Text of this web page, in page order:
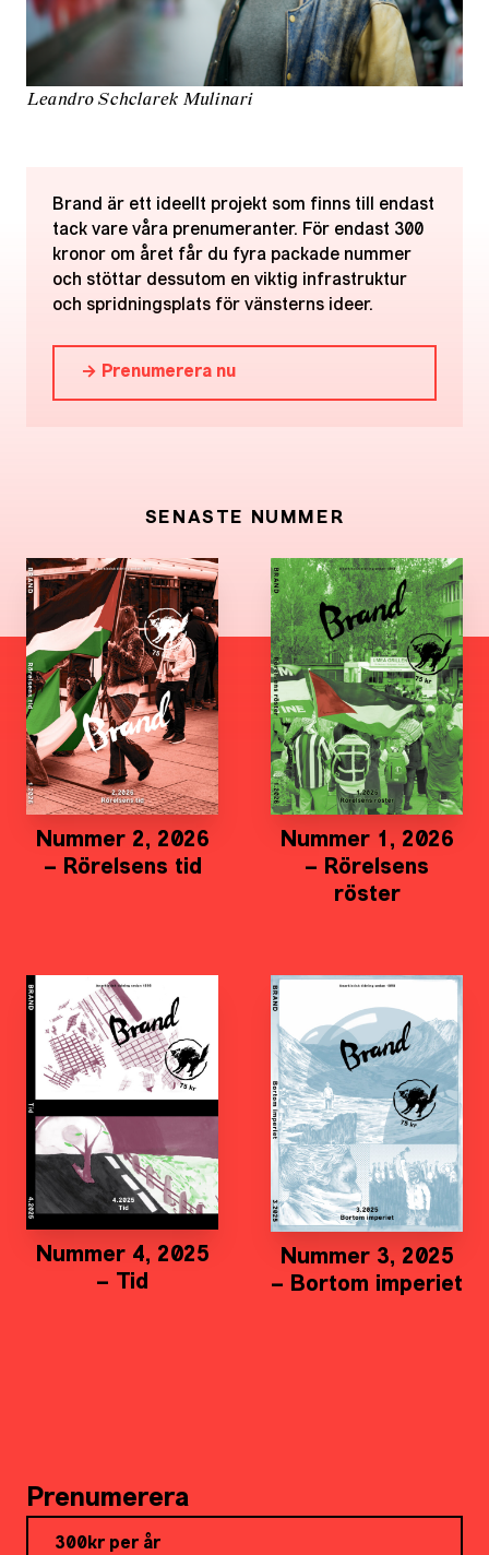
Leandro Schclarek Mulinari
Brand är ett ideellt projekt som finns till endast
tack vare våra prenumeranter. För endast 300
kronor om året får du fyra packade nummer
och stöttar dessutom en viktig infrastruktur
och spridningsplats för vänsterns ideer.
→ Prenumerera nu
SENASTE NUMMER
Nummer 2, 2026
– Rörelsens tid
Nummer 1, 2026
– Rörelsens
röster
Nummer 4, 2025
– Tid
Nummer 3, 2025
– Bortom imperiet
Prenumerera
300kr per år